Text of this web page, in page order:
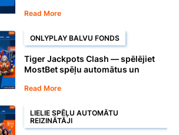
Read More
ONLYPLAY BALVU FONDS
Tiger Jackpots Clash — spēlējiet
MostBet spēļu automātus un
Read More
LIELIE SPĒĻU AUTOMĀTU
REIZINĀTĀJI